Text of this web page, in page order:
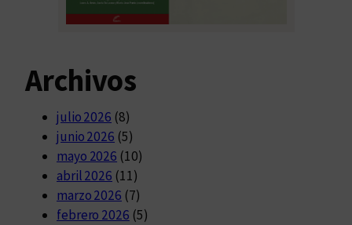
Archivos
julio 2026 (8)
junio 2026 (5)
mayo 2026 (10)
abril 2026 (11)
marzo 2026 (7)
febrero 2026 (5)